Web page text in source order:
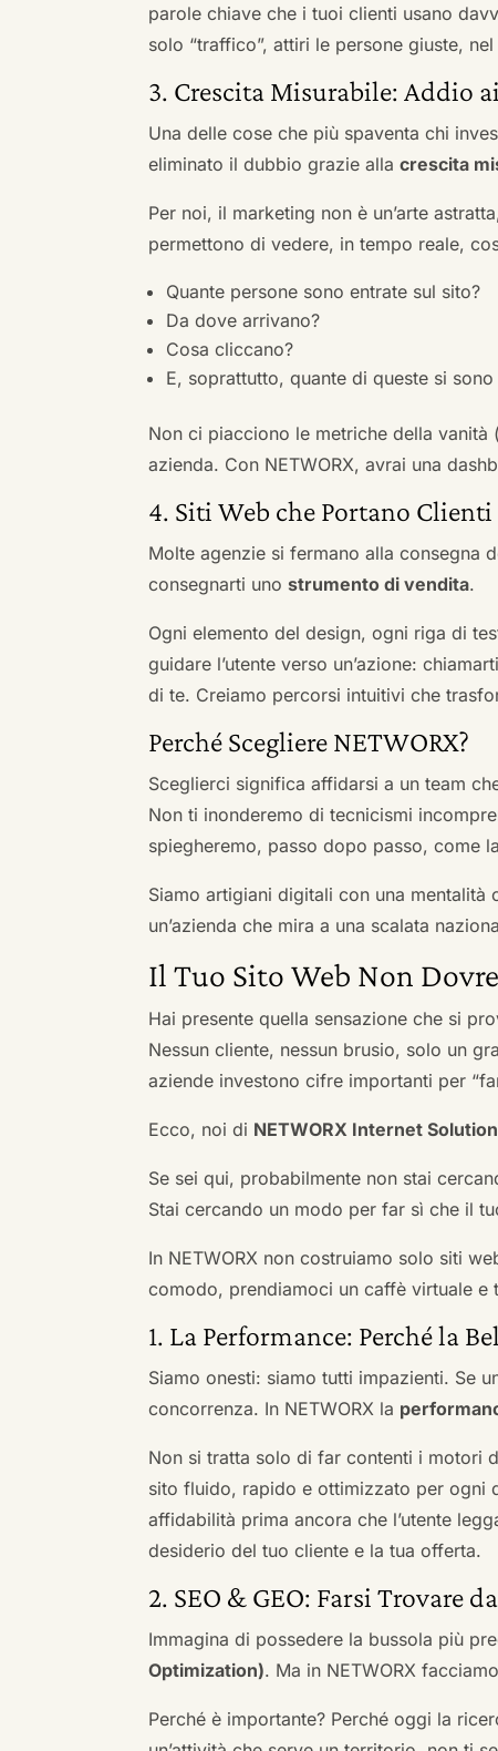
parole chiave che i tuoi clienti usano
solo “traffico”, attiri le persone giuste,
3. Crescita Misurabile: Addio
Una delle cose che più spaventa chi
eliminato il dubbio grazie allacrescita
Per noi, il marketing non è un’arte
permettono di vedere, in tempo reale,
Quante persone sono entrate sul sito?
Da dove arrivano?
Cosa cliccano?
E, soprattutto, quante di queste si
Non ci piacciono le metriche della
azienda. Con NETWORX, avrai una
4. Siti Web che Portano Clienti
Molte agenzie si fermano alla consegna
consegnarti unostrumento di vendita.
Ogni elemento del design, ogni riga di
guidare l’utente verso un’azione:
di te. Creiamo percorsi intuitivi che
Perché Scegliere NETWORX?
Sceglierci significa affidarsi a un team
Non ti inonderemo di tecnicismi
spiegheremo, passo dopo passo, come
Siamo artigiani digitali con una
un’azienda che mira a una scalata
Il Tuo Sito Web Non
Hai presente quella sensazione che si
Nessun cliente, nessun brusio, solo un
aziende investono cifre importanti per
Ecco, noi di NETWORX Internet
Se sei qui, probabilmente non stai
Stai cercando un modo per far sì che il
In NETWORX non costruiamo solo siti
comodo, prendiamoci un caffè virtuale
1. La Performance: Perché la
Siamo onesti: siamo tutti impazienti. Se
concorrenza. In NETWORX la
Non si tratta solo di far contenti i motori
sito fluido, rapido e ottimizzato per ogni
affidabilità prima ancora che l’utente
desiderio del tuo cliente e la tua offerta.
2. SEO & GEO: Farsi Trovare
Immagina di possedere la bussola più
Optimization). Ma in NETWORX
Perché è importante? Perché oggi la